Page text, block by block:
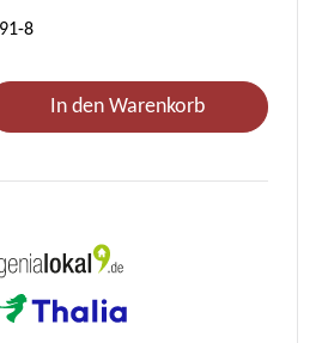
8
Gib den gewünschten
In den Warenkorb